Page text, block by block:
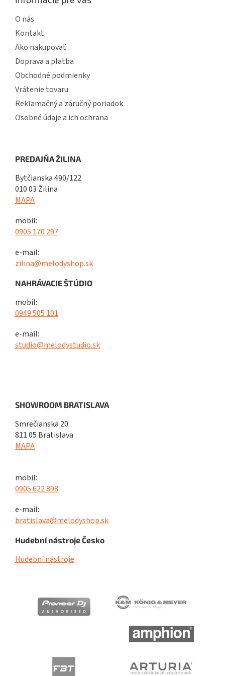
O nás
Kontakt
Ako nakupovať
Doprava a platba
Obchodné podmienky
Vrátenie tovaru
Reklamačný a záručný poriadok
Osobné údaje a ich ochrana
PREDAJŇA ŽILINA
Bytčianska 490/122
010 03 Žilina
MAPA
mobil:
0905 170 297
e-mail:
zilina@melodyshop.sk
NAHRÁVACIE ŠTÚDIO
mobil:
0949 505 101
e-mail:
studio@melodystudio.sk
SHOWROOM BRATISLAVA
Smrečianska 20
811 05 Bratislava
MAPA
mobil:
0905 622 898
e-mail:
bratislava@melodyshop.sk
Hudební nástroje Česko
Hudební nástroje